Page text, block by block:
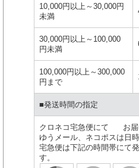
10,000円以上～30,000円
未満
30,000円以上～100,000
円未満
100,000円以上～300,000
円まで
■発送時間の指定
クロネコ宅急便にて お届
ゆうメール、ネコポスは日
宅急便は下記の時間帯にて
す。